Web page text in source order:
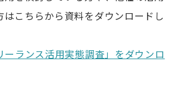
はこちらから資料をダウンロードし
ランス活用実態調査」をダウンロ